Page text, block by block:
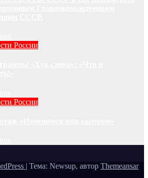
России
России
| Тема: Newsup, автор Themeansar